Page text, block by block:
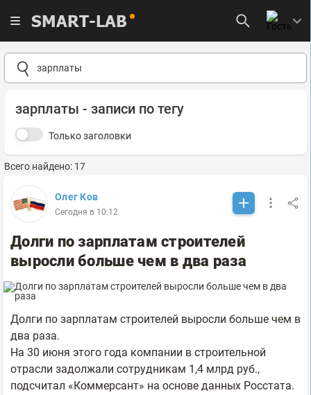
SMART-LAB
зарплаты - записи по тегу
Только заголовки
Всего найдено: 17
Олег Ков
Сегодня в 10:12
Долги по зарплатам строителей
выросли больше чем в два раза
Долги по зарплатам строителей выросли больше чем в
два раза.
На 30 июня этого года компании в строительной
отрасли задолжали сотрудникам 1,4 млрд руб.,
подсчитал «Коммерсант» на основе данных Росстата.